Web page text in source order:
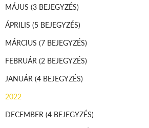
MÁJUS (3 BEJEGYZÉS)
ÁPRILIS (5 BEJEGYZÉS)
MÁRCIUS (7 BEJEGYZÉS)
FEBRUÁR (2 BEJEGYZÉS)
JANUÁR (4 BEJEGYZÉS)
2022
DECEMBER (4 BEJEGYZÉS)